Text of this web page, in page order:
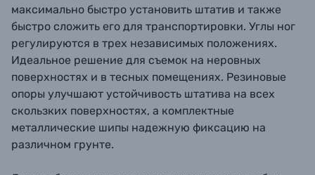
максимально быстро установить штатив и также
быстро сложить его для транспортировки. Углы ног
регулируются в трех независимых положениях.
Идеальное решение для съемок на неровных
поверхностях и в тесных помещениях. Резиновые
опоры улучшают устойчивость штатива на всех
скользких поверхностях, а комплектные
металлические шипы надежную фиксацию на
различном грунте.